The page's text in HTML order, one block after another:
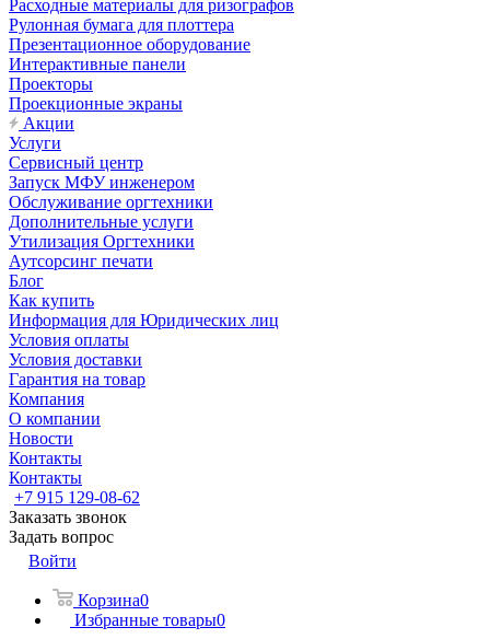
Расходные материалы для ризографов
Рулонная бумага для плоттера
Презентационное оборудование
Интерактивные панели
Проекторы
Проекционные экраны
Акции
Услуги
Сервисный центр
Запуск МФУ инженером
Обслуживание оргтехники
Дополнительные услуги
Утилизация Оргтехники
Аутсорсинг печати
Блог
Как купить
Информация для Юридических лиц
Условия оплаты
Условия доставки
Гарантия на товар
Компания
О компании
Новости
Контакты
Контакты
+7 915 129-08-62
Заказать звонок
Задать вопрос
Войти
Корзина0
Избранные товары0